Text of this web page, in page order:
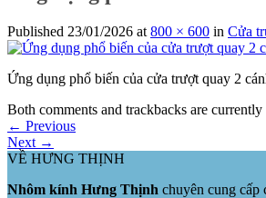
Published 23/01/2026 at 800 × 600 in Cửa
Ứng dụng phổ biến của cửa trượt quay 2
Both comments and trackbacks are currently
← Previous
Next →
VỀ HƯNG THỊNH
Nhôm kính Hưng Thịnh chuyên cung cấp